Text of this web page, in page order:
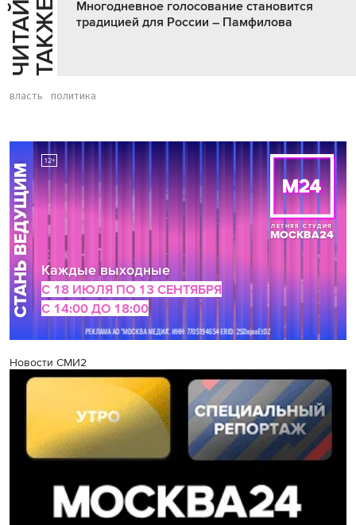
Ч
И
Т
АЙ
Т
Е
Т
А
К
ЖЕ
Многодневное голосование становится
традицией для России – Памфилова
власть политика
Новости СМИ2